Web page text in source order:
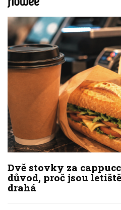
Dvě stovky za
důvod, proč jsou
drahá